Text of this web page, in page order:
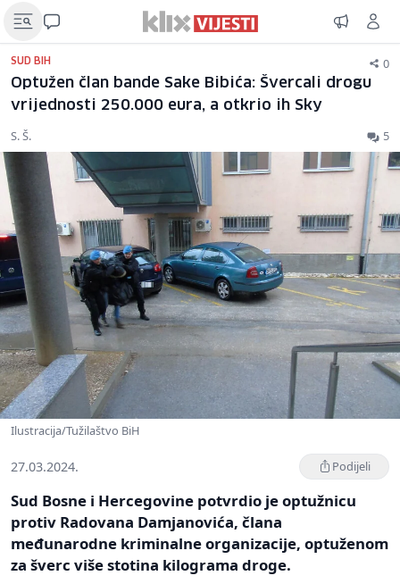
SUD BIH 0
Optužen član bande Sake Bibića: Švercali drogu
vrijednosti 250.000 eura, a otkrio ih Sky
S. Š. 5
Ilustracija/Tužilaštvo BiH
27.03.2024. Podijeli
Sud Bosne i Hercegovine potvrdio je optužnicu
protiv Radovana Damjanovića, člana
međunarodne kriminalne organizacije, optuženom
za šverc više stotina kilograma droge.